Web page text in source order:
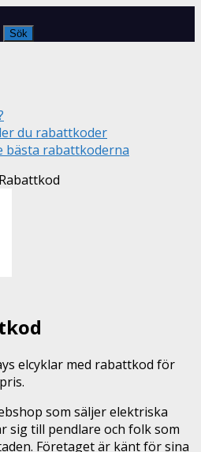
Sök
du rabattkoder
bästa rabattkoderna
elcyklar med rabattkod för
som säljer elektriska
sig till pendlare och folk som
Företaget är känt för sina